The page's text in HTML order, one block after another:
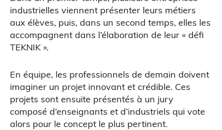
Atelier découverte
industrielles viennent présenter leurs métiers
aux élèves, puis, dans un second temps, elles les
accompagnent dans l’élaboration de leur « défi
TEKNIK ».
En équipe, les professionnels de demain doivent
imaginer un projet innovant et crédible. Ces
projets sont ensuite présentés à un jury
composé d’enseignants et d’industriels qui vote
alors pour le concept le plus pertinent.